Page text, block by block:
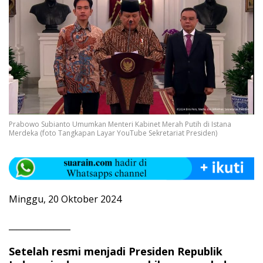
Prabowo Subianto Umumkan Menteri Kabinet Merah Putih di Istana
Merdeka (foto Tangkapan Layar YouTube Sekretariat Presiden)
Minggu, 20 Oktober 2024
Setelah resmi menjadi Presiden Republik